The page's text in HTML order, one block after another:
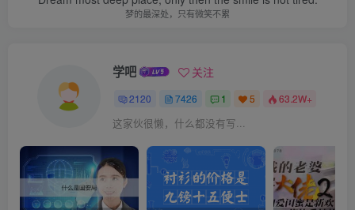
梦的最深处，只有微笑不累
学吧 关注
2120 7426 1 5 63.2W+
这家伙很懒，什么都没有写...